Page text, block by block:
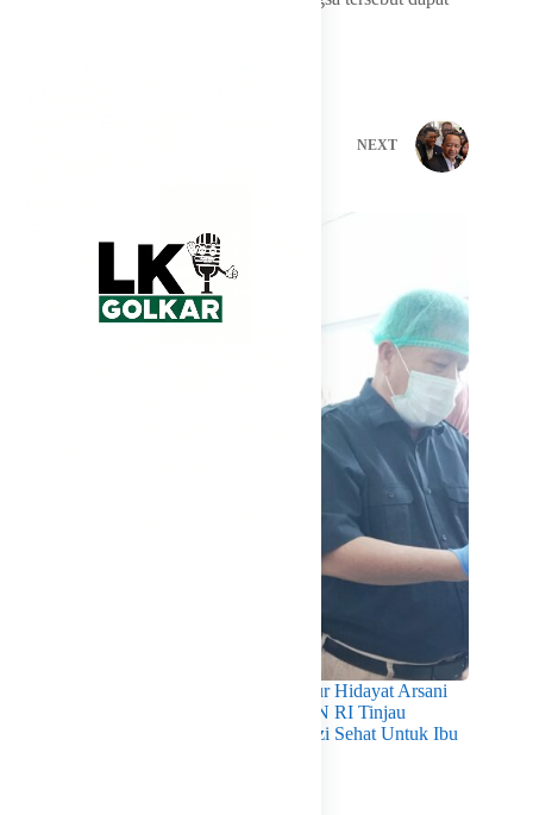
NEXT
Pastikan Kualitas Gizi Terpenuhi, Gubernur Hidayat Arsani
Dampingi Mendukbangga/Kepala BKKBN RI Tinjau
Layanan Program MBG 3B Wujudkan Gizi Sehat Untuk Ibu